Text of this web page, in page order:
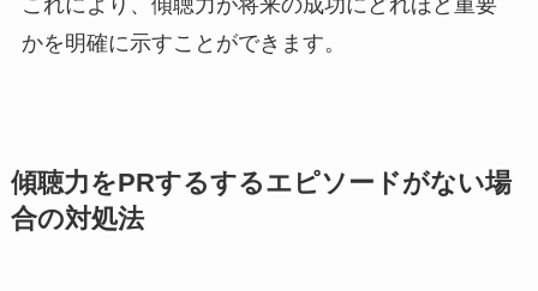
これにより、傾聴力が将来の成功にどれほど重要
かを明確に示すことができます。
傾聴力をPRするするエピソードがない場
合の対処法